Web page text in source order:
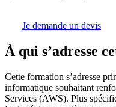
Je demande un devis
À qui s’adresse
Cette formation s’adresse
informatique souhaitant
Services (AWS). Plus